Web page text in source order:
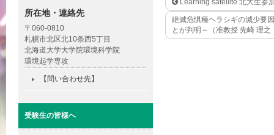
Learning satellite 北大生参
絶滅危惧種ヘラシギの減少要
とが判明～（准教授 先崎 理
所在地・連絡先
〒060-0810
札幌市北区北10条西5丁目
北海道大学大学院環境科学院
環境起学専攻
【問い合わせ先】
受験生の皆様へ